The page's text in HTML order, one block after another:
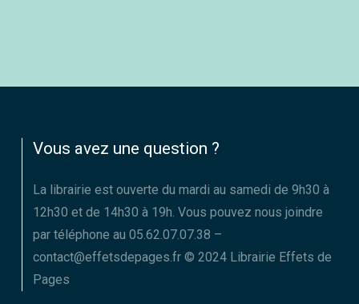
Vous avez une question ?
La librairie est ouverte du mardi au samedi de 9h30 à
12h30 et de 14h30 à 19h. Vous pouvez nous joindre
par téléphone au 05.62.07.07.38 –
contact@effetsdepages.fr © 2024 Librairie Effets de
Pages